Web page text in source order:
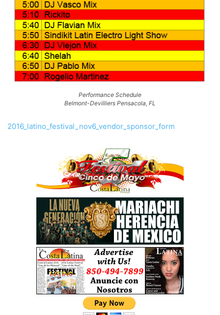
Performance Schedule
Belmont-Devilliers Pensacola, FL
2016_latino_festival_nov6_vendor_sponsor_form